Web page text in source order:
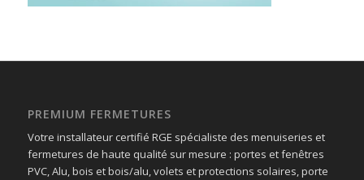
PREMIUM FERMETURES
Votre installateur certifié RGE spécialiste des menuiseries et
fermetures de haute qualité sur mesure : portes et fenêtres
PVC, Alu, bois et bois/alu, volets et protections solaires, porte